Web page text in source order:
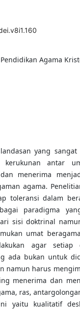
Agama
yang
kerukunan antar
menerima
agama.
toleransi dalam
paradigma
sisi doktrinal
umat
agar setiap
ada bukan untuk
namun harus
menerima dan
ras,
yaitu kualitatif